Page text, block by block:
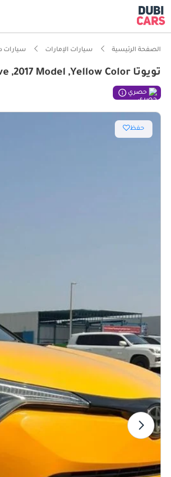
الصفحة الرئيسية سيارات الإمارات سيارات
تويوتا CHR STD Toyota CHR ,1200 CC ,Right Hand Drive ,2017 Model ,Yellow Color
حصري
حفظ